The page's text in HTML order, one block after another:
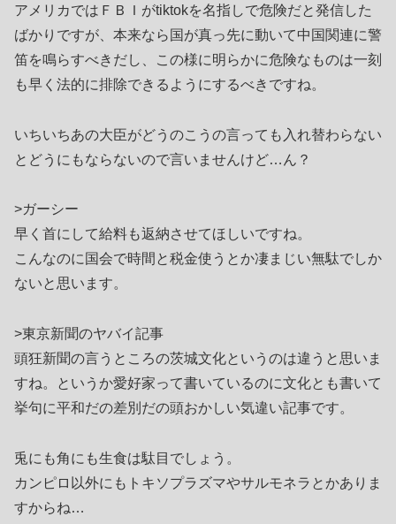
アメリカではＦＢＩがtiktokを名指しで危険だと発信した
ばかりですが、本来なら国が真っ先に動いて中国関連に警
笛を鳴らすべきだし、この様に明らかに危険なものは一刻
も早く法的に排除できるようにするべきですね。
いちいちあの大臣がどうのこうの言っても入れ替わらない
とどうにもならないので言いませんけど…ん？
>ガーシー
早く首にして給料も返納させてほしいですね。
こんなのに国会で時間と税金使うとか凄まじい無駄でしか
ないと思います。
>東京新聞のヤバイ記事
頭狂新聞の言うところの茨城文化というのは違うと思いま
すね。というか愛好家って書いているのに文化とも書いて
挙句に平和だの差別だの頭おかしい気違い記事です。
兎にも角にも生食は駄目でしょう。
カンピロ以外にもトキソプラズマやサルモネラとかありま
すからね…